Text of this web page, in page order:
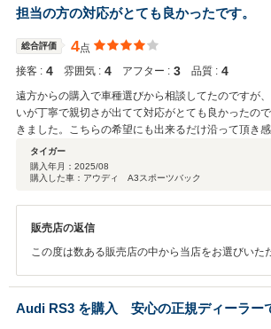
た。担当スタッフへのお褒めの言葉も励みになり
てお任せいただけるよう、丁寧なご提案とサポー
ます。引き続きよろしくお願い申し上げます。
担当の方の対応がとても良かったです。
総合評価 4点
接客 : 4 雰囲気 : 4 アフター : 3 品質 : 4
遠方からの購入で車種選びから相談してたのですが
いが丁寧で親切さが出てて対応がとても良かったの
きました。こちらの希望にも出来るだけ沿って頂き
渋谷迄取りに行きましたが帰りガソリンのサービス
流石だな…と思いました。
タイガー
購入年月： 2025/08
購入した車：アウディ A3スポーツバック
販売店の返信
この度は数ある販売店の中から当店をお選びいた
ご納車まで、ご希望に沿ったご提案ができたこと
す。ご来店当日も快適にお帰りいただけたとのお
ッフ一同安堵しております。今後も末永くお付き
Audi RS3 を購入 安心の正規ディーラー